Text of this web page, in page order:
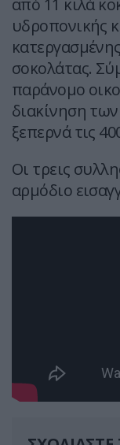
από 11 κιλά
υδροπονικής
σοκολάτας.
παράνομο
διακίνηση
ξεπερνά τις
Οι τρεις
αρμόδιο